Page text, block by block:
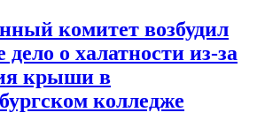
комитет возбудил
дело о халатности из-за
крыши в
колледже